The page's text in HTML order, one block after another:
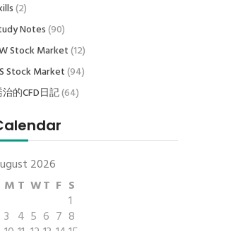
(2)
Notes(90)
Stock Market(12)
Stock Market(94)
的CFD日記(64)
2026
M T WT F S
1
3 4 5 6 7 8